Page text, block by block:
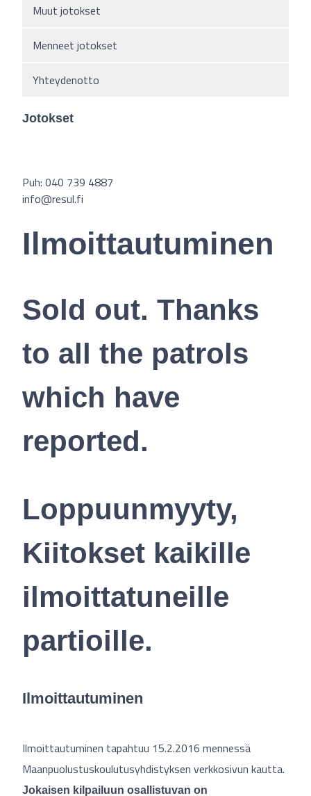
Muut jotokset
Menneet jotokset
Yhteydenotto
Jotokset
Puh: 040 739 4887
info@resul.fi
Ilmoittautuminen
Sold out. Thanks
to all the patrols
which have
reported.
Loppuunmyyty,
Kiitokset kaikille
ilmoittatuneille
partioille.
Ilmoittautuminen
Ilmoittautuminen tapahtuu 15.2.2016 mennessä
Maanpuolustuskoulutusyhdistyksen verkkosivun kautta.
Jokaisen kilpailuun osallistuvan on